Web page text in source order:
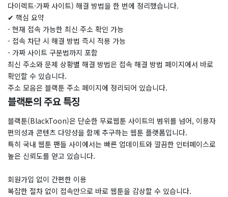
다이렉트·가짜 사이트) 해결 방법을 한 번에 정리했습니다.
✔ 핵심 요약
- 현재 접속 가능한 최신 주소 확인 가능
- 접속 차단 시 해결 방법 즉시 적용 가능
- 가짜 사이트 구분법까지 포함
​최신 주소와 문제 상황별 해결 방법은 접속 해결 방법 페이지에서 바로
확인할 수 있습니다.
주소 모음은 블랙툰 주소 페이지에 정리되어 있습니다.
블랙툰의 주요 특징
블랙툰(BlackToon)은 단순한 무료웹툰 사이트의 범위를 넘어, 이용자
편의성과 콘텐츠 다양성을 함께 추구하는 웹툰 플랫폼입니다.
특히 국내 웹툰 팬들 사이에서는 빠른 업데이트와 깔끔한 인터페이스로
높은 신뢰도를 얻고 있습니다.
회원가입 없이 간편한 이용
복잡한 절차 없이 접속만으로 바로 웹툰을 감상할 수 있습니다.